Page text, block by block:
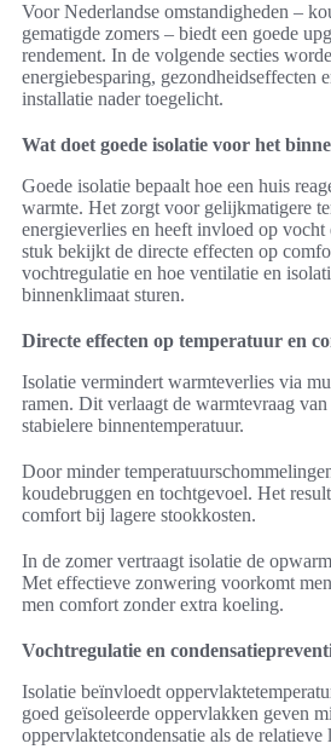
Voor Nederlandse omstandigheden –
gematigde zomers – biedt een goede
rendement. In de volgende secties
energiebesparing, gezondheidseffecten
installatie nader toegelicht.
Wat doet goede isolatie voor het
Goede isolatie bepaalt hoe een huis
warmte. Het zorgt voor gelijkmatigere
energieverlies en heeft invloed op
stuk bekijkt de directe effecten op
vochtregulatie en hoe ventilatie en
binnenklimaat sturen.
Directe effecten op temperatuur en
Isolatie vermindert warmteverlies via
ramen. Dit verlaagt de warmtevraag
stabielere binnentemperatuur.
Door minder
koudebruggen en tochtgevoel. Het
comfort bij lagere stookkosten.
In de zomer vertraagt isolatie de
Met effectieve zonwering voorkomt
men comfort zonder extra koeling.
Vochtregulatie en
Isolatie beïnvloedt
goed geïsoleerde oppervlakken geven
oppervlaktetcondensatie als de